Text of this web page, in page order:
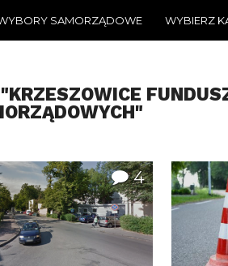
SAMORZĄDOWE WYBIERZ
4